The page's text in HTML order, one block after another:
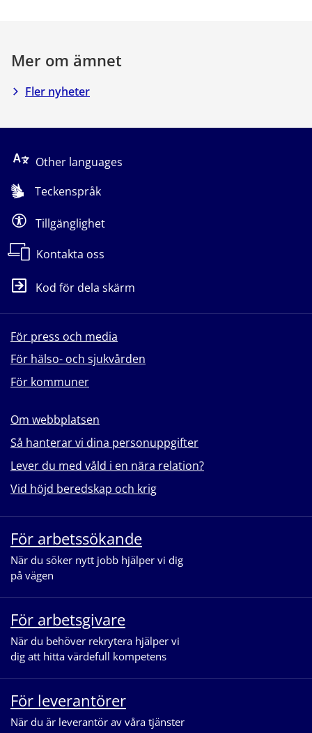
Mer om ämnet
Fler nyheter
Other languages
Teckenspråk
Tillgänglighet
Kontakta oss
Kod för dela skärm
För press och media
För hälso- och sjukvården
För kommuner
Om webbplatsen
Så hanterar vi dina personuppgifter
Lever du med våld i en nära relation?
Vid höjd beredskap och krig
För arbetssökande
När du söker nytt jobb hjälper vi dig
på vägen
För arbetsgivare
När du behöver rekrytera hjälper vi
dig att hitta värdefull kompetens
För leverantörer
När du är leverantör av våra tjänster